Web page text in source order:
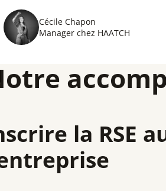
Cécile Chapon
Manager chez HAATCH
la RSE